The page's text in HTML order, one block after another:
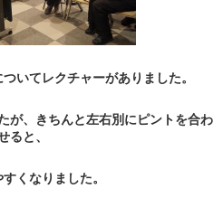
いてレクチャーがありました。
が、きちんと左右別にピントを合わ
ると、
くなりました。